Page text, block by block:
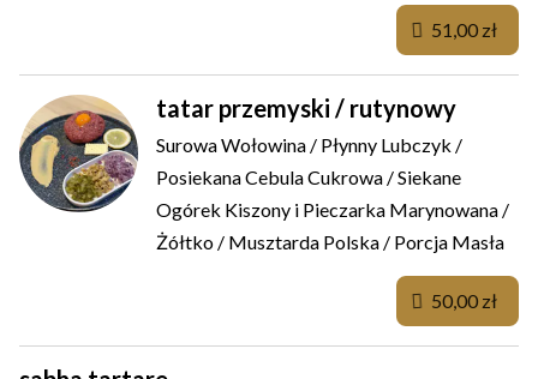
tatar przemyski / rutynowy
Surowa Wołowina / Płynny Lubczyk /
Posiekana Cebula Cukrowa / Siekane
Ogórek Kiszony i Pieczarka Marynowana /
Żółtko / Musztarda Polska / Porcja Masła